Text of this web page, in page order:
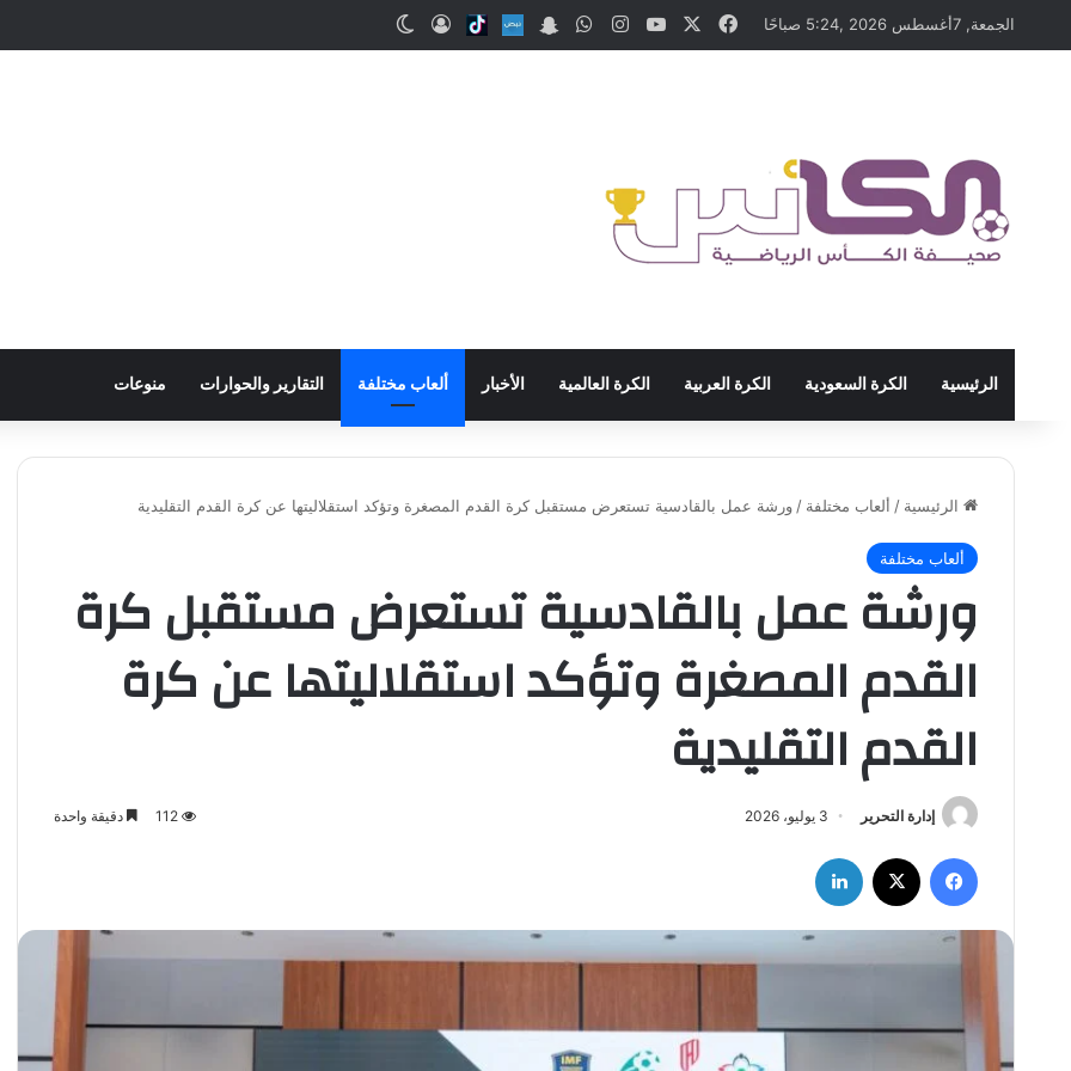
الجمعة, 7أغسطس 2026 ,5:24 صباحًا فيسبوك ‫YouTubeانستقرامواتسابSnapchat
Nabd
Tiktokتسجيل الدخول
الرئيسية الكرة السعودية الكرة العربية الكرة العالمية الأخبار ألعاب مختلفة التقارير والحوارات منوعات
الرئيسية / ألعاب مختلفة / ورشة عمل بالقادسية تستعرض مستقبل كرة القدم المصغرة وتؤكد استقلاليتها عن كرة القدم التقليدية
ألعاب مختلفة
ورشة عمل بالقادسية تستعرض مستقبل كرة
القدم المصغرة وتؤكد استقلاليتها عن كرة
القدم التقليدية
إدارة التحرير 3 يوليو، 2026 112 دقيقة واحدة